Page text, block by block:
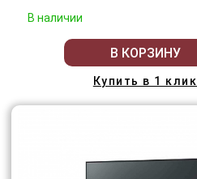
В наличии
В КОРЗИНУ
Купить в 1 клик